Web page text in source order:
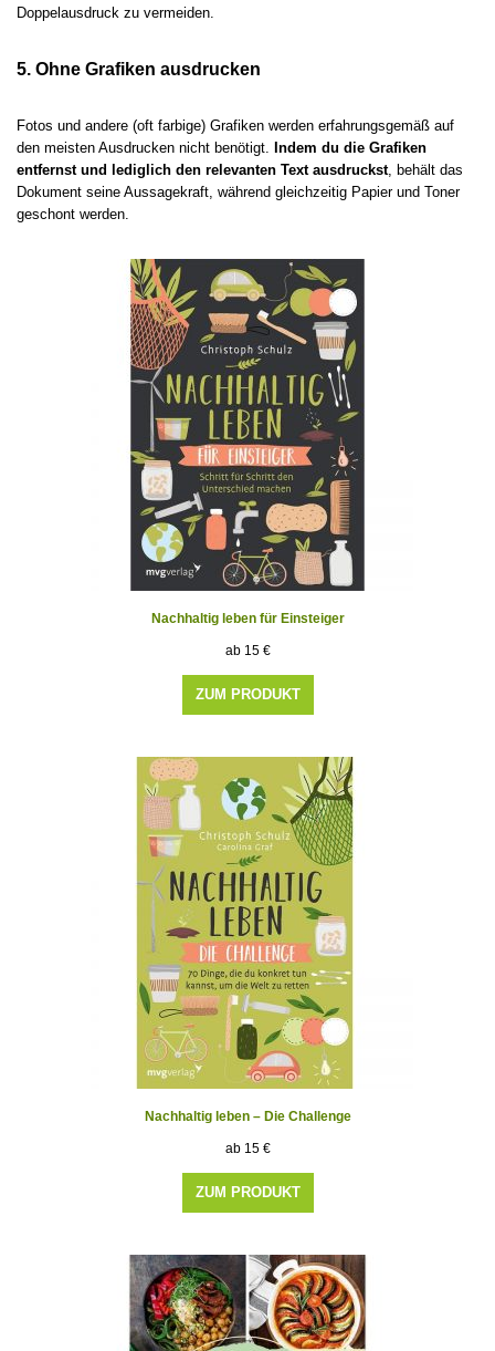
Doppelausdruck zu vermeiden.
5. Ohne Grafiken ausdrucken
Fotos und andere (oft farbige) Grafiken werden erfahrungsgemäß auf
den meisten Ausdrucken nicht benötigt. Indem du die Grafiken
entfernst und lediglich den relevanten Text ausdruckst, behält das
Dokument seine Aussagekraft, während gleichzeitig Papier und Toner
geschont werden.
Nachhaltig leben für Einsteiger
15 €
ZUM PRODUKT
Nachhaltig leben – Die Challenge
15 €
ZUM PRODUKT